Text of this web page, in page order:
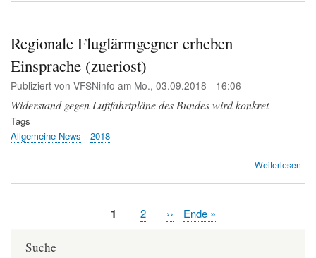
Regionale Fluglärmgegner erheben
Einsprache (zueriost)
Publiziert von VFSNinfo am Mo., 03.09.2018 - 16:06
Widerstand gegen Luftfahrtpläne des Bundes wird konkret
Tags
Allgemeine News
2018
Weiterlesen
Aktuelle
1 Page
2
Nächste
››
Letzte
Ende »
Suche